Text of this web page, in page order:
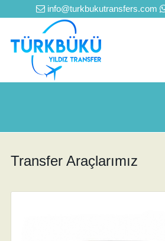
info@turkbukutransfers.com
Transfer Araçlarımız